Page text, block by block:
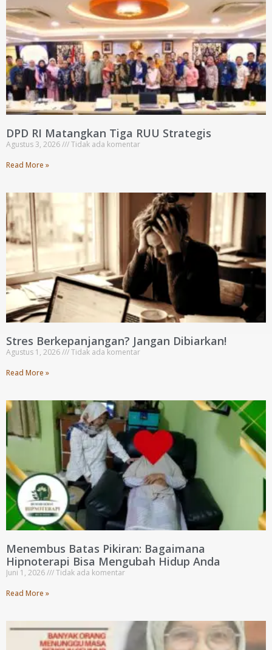
DPD RI Matangkan Tiga RUU Strategis
Agustus 3, 2026
Tidak ada komentar
Read More »
Stres Berkepanjangan? Jangan Dibiarkan!
Agustus 1, 2026
Tidak ada komentar
Read More »
Menembus Batas Pikiran: Bagaimana
Hipnoterapi Bisa Mengubah Hidup Anda
Juni 1, 2026
Tidak ada komentar
Read More »